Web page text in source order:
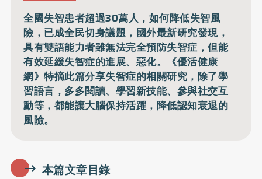
全國失智患者超過30萬人，如何降低失智風
險，已成全民切身議題，國外最新研究發現，
具有雙語能力者雖無法完全預防失智症，但能
有效延緩失智症的進展、惡化。《優活健康
網》特摘此篇分享失智症的相關研究，除了學
習語言，多多閱讀、學習新技能、參與社交互
動等，都能讓大腦保持活躍，降低認知衰退的
風險。
本篇文章目錄